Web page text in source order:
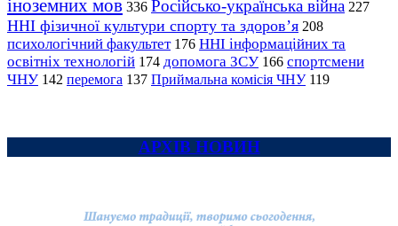
іноземних мов 336 Російсько-українська війна 227
ННІ фізичної культури спорту та здоров’я 208
психологічний факультет 176 ННІ інформаційних та
освітніх технологій 174 допомога ЗСУ 166 спортсмени
ЧНУ 142 перемога 137 Приймальна комісія ЧНУ 119
АРХІВ НОВИН